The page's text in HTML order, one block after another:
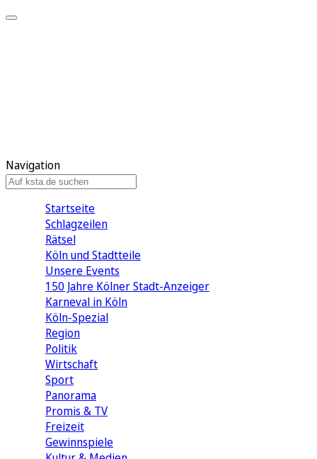
Navigation
Startseite
Schlagzeilen
Rätsel
Köln und Stadtteile
Unsere Events
150 Jahre Kölner Stadt-Anzeiger
Karneval in Köln
Köln-Spezial
Region
Politik
Wirtschaft
Sport
Panorama
Promis & TV
Freizeit
Gewinnspiele